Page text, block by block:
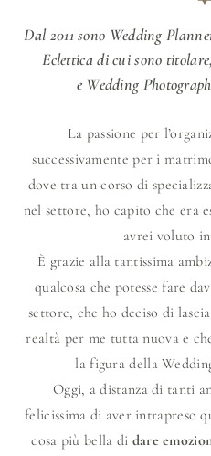
Dal 2011 sono Wedding
Eclettica di cui sono
e Wedding
La passione per
successivamente per i
dove tra un corso di
nel settore, ho capito che era
avrei voluto
È grazie alla tantissima
qualcosa che potesse fare
settore, che ho deciso di
realtà per me tutta nuova e
la figura della
Oggi, a distanza di tanti
felicissima di aver intrapreso
cosa più bella di dare